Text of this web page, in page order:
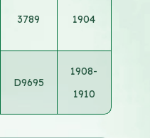
3789 1904
D9695
1908-
1910